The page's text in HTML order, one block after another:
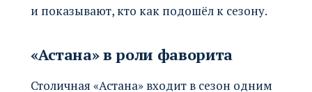
и показывают, кто как подошёл к сезону.
«Астана» в роли фаворита
Столичная «Астана» входит в сезон одним